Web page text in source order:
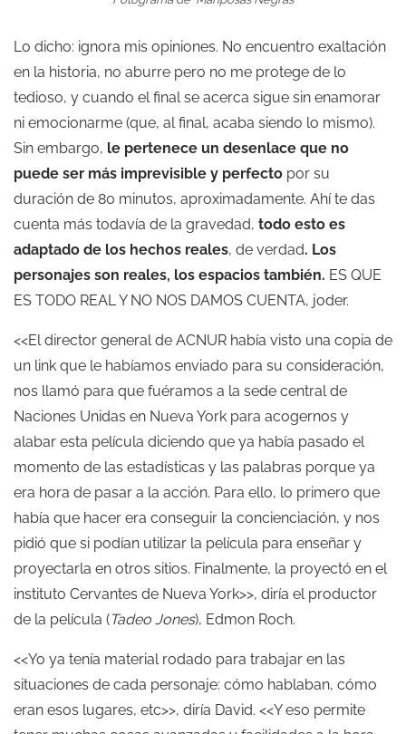
Lo dicho: ignora mis opiniones. No encuentro exaltación
en la historia, no aburre pero no me protege de lo
tedioso, y cuando el final se acerca sigue sin enamorar
ni emocionarme (que, al final, acaba siendo lo mismo).
Sin embargo, le pertenece un desenlace que no
puede ser más imprevisible y perfecto por su
duración de 80 minutos, aproximadamente. Ahí te das
cuenta más todavía de la gravedad, todo esto es
adaptado de los hechos reales, de verdad. Los
personajes son reales, los espacios también. ES QUE
ES TODO REAL Y NO NOS DAMOS CUENTA, joder.
<<El director general de ACNUR había visto una copia de
un link que le habíamos enviado para su consideración,
nos llamó para que fuéramos a la sede central de
Naciones Unidas en Nueva York para acogernos y
alabar esta película diciendo que ya había pasado el
momento de las estadísticas y las palabras porque ya
era hora de pasar a la acción. Para ello, lo primero que
había que hacer era conseguir la concienciación, y nos
pidió que si podían utilizar la película para enseñar y
proyectarla en otros sitios. Finalmente, la proyectó en el
instituto Cervantes de Nueva York>>, diría el productor
de la película (Tadeo Jones), Edmon Roch.
<<Yo ya tenía material rodado para trabajar en las
situaciones de cada personaje: cómo hablaban, cómo
eran esos lugares, etc>>, diría David. <<Y eso permite